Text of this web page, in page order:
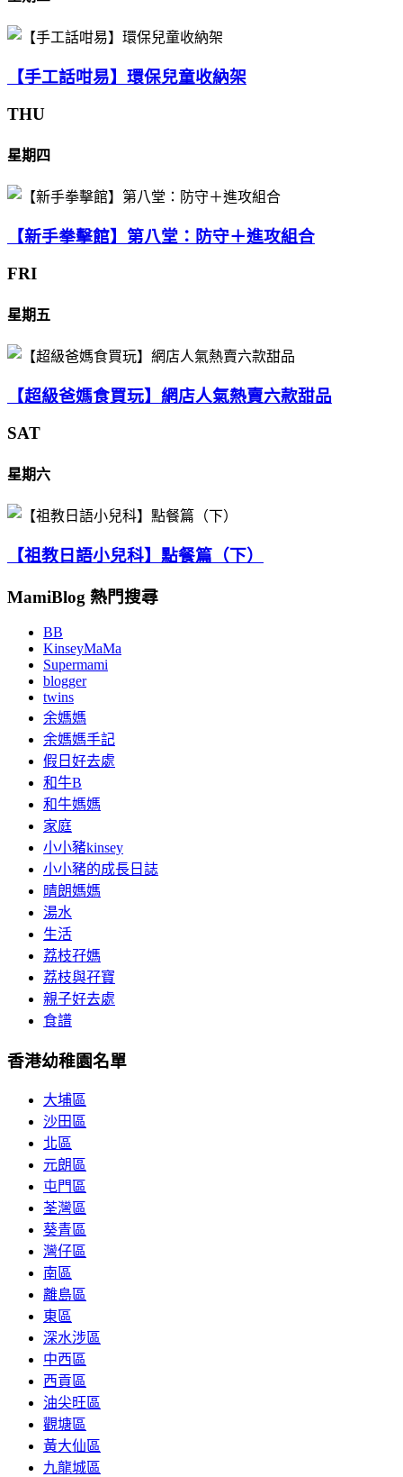
【手工話咁易】環保兒童收納架
THU
星期四
【新手拳擊館】第八堂：防守＋進攻組合
FRI
星期五
【超級爸媽食買玩】網店人氣熱賣六款甜品
SAT
星期六
【祖教日語小兒科】點餐篇（下）
MamiBlog 熱門搜尋
BB
KinseyMaMa
Supermami
blogger
twins
余媽媽
余媽媽手記
假日好去處
和牛B
和牛媽媽
家庭
小小豬kinsey
小小豬的成長日誌
晴朗媽媽
湯水
生活
荔枝孖媽
荔枝與孖寶
親子好去處
食譜
香港幼稚園名單
大埔區
沙田區
北區
元朗區
屯門區
荃灣區
葵青區
灣仔區
南區
離島區
東區
深水涉區
中西區
西貢區
油尖旺區
觀塘區
黃大仙區
九龍城區